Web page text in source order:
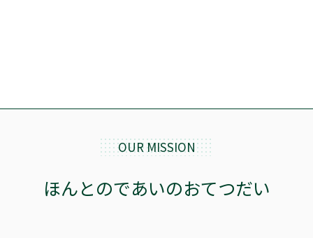
OUR MISSION
ほんとのであいのおてつだい